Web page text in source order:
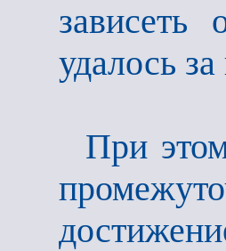
зависеть
удалось
При